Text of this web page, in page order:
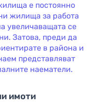
е постоянно
жилища за работа
увеличаващата се
Затова, преди да
в района и
представляват
наематели.
имоти